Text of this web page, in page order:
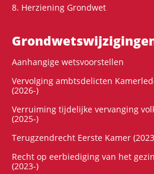
8. Herziening Grondwet
Aanhangige wetsvoorstellen
Vervolging ambtsdelicten
(2026-)
Verruiming tijdelijke vervanging
(2025-)
Terugzendrecht Eerste Kamer
Recht op eerbiediging van het
(2023-)